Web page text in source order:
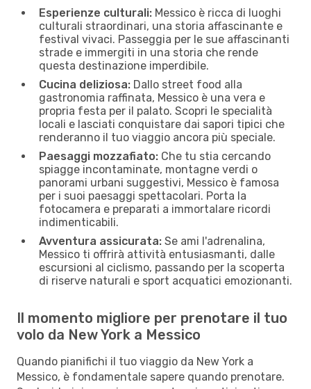
Esperienze culturali: Messico è ricca di luoghi
culturali straordinari, una storia affascinante e
festival vivaci. Passeggia per le sue affascinanti
strade e immergiti in una storia che rende
questa destinazione imperdibile.
Cucina deliziosa: Dallo street food alla
gastronomia raffinata, Messico è una vera e
propria festa per il palato. Scopri le specialità
locali e lasciati conquistare dai sapori tipici che
renderanno il tuo viaggio ancora più speciale.
Paesaggi mozzafiato: Che tu stia cercando
spiagge incontaminate, montagne verdi o
panorami urbani suggestivi, Messico è famosa
per i suoi paesaggi spettacolari. Porta la
fotocamera e preparati a immortalare ricordi
indimenticabili.
Avventura assicurata: Se ami l'adrenalina,
Messico ti offrirà attività entusiasmanti, dalle
escursioni al ciclismo, passando per la scoperta
di riserve naturali e sport acquatici emozionanti.
Il momento migliore per prenotare il tuo
volo da New York a Messico
Quando pianifichi il tuo viaggio da New York a
Messico, è fondamentale sapere quando prenotare.